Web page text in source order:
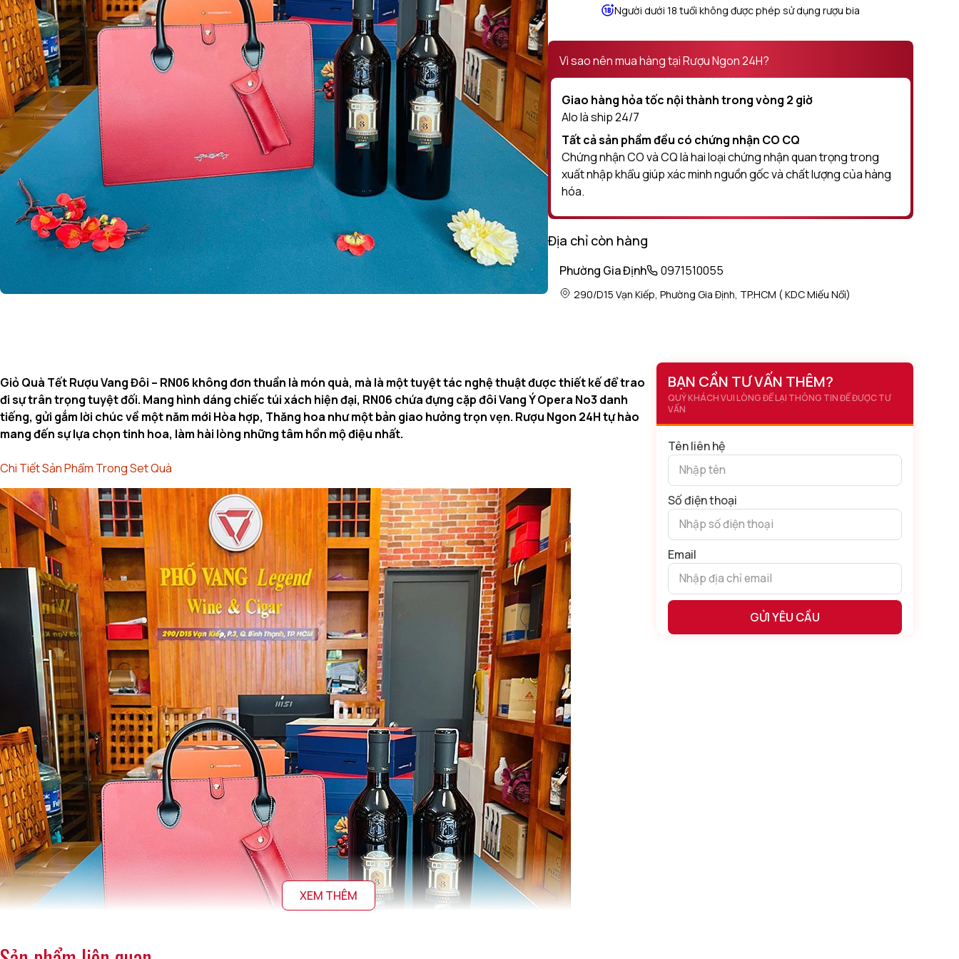
Người dưới 18 tuổi không được phép sử dụng rượu bia
Vì sao nên mua hàng tại Rượu Ngon 24H?
Giao hàng hỏa tốc nội thành trong vòng 2 giờ
Alo là ship 24/7
Tất cả sản phầm đều có chứng nhận CO CQ
Chứng nhận CO và CQ là hai loại chứng nhận quan trọng trong
xuất nhập khẩu giúp xác minh nguồn gốc và chất lượng của hàng
hóa.
Địa chỉ còn hàng
Phường Gia Định 0971510055
290/D15 Vạn Kiếp, Phường Gia Định, TP.HCM ( KDC Miếu Nổi)
Giỏ Quà Tết Rượu Vang Đôi – RN06 không đơn thuần là món quà, mà là một tuyệt tác nghệ thuật được thiết kế để trao
đi sự trân trọng tuyệt đối. Mang hình dáng chiếc túi xách hiện đại, RN06 chứa đựng cặp đôi Vang Ý Opera No3 danh
tiếng, gửi gắm lời chúc về một năm mới Hòa hợp, Thăng hoa như một bản giao hưởng trọn vẹn. Rượu Ngon 24H tự hào
mang đến sự lựa chọn tinh hoa, làm hài lòng những tâm hồn mộ điệu nhất.
Chi Tiết Sản Phẩm Trong Set Quà
XEM THÊM
BẠN CẦN TƯ VẤN THÊM?
QUÝ KHÁCH VUI LÒNG ĐỂ LẠI THÔNG TIN ĐỂ ĐƯỢC TƯ
VẤN
Tên liên hệ
Số điện thoại
Email